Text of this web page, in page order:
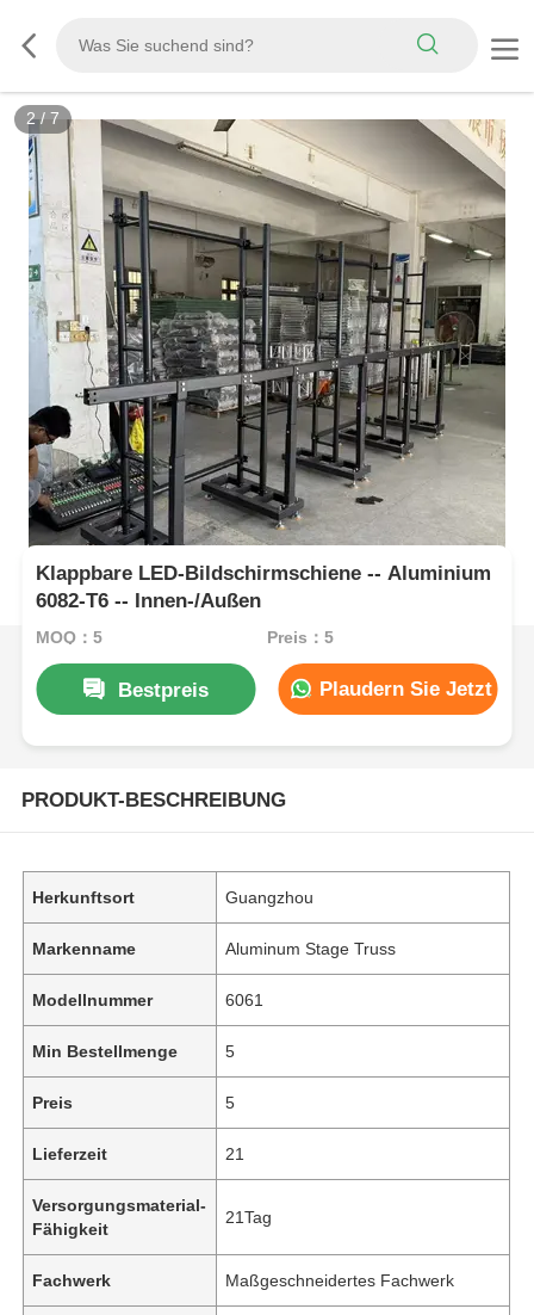
2/ 7
Klappbare LED-Bildschirmschiene -- Aluminium
6082-T6 -- Innen-/Außen
MOQ：5 Preis：5
Bestpreis Plaudern Sie Jetzt
PRODUKT-BESCHREIBUNG
Herkunftsort Guangzhou
Markenname Aluminum Stage Truss
Modellnummer 6061
Min Bestellmenge 5
Preis 5
Lieferzeit 21
Versorgungsmaterial-
Fähigkeit
21Tag
Fachwerk Maßgeschneidertes Fachwerk